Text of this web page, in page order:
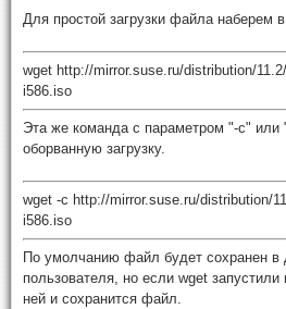
Для простой загрузки файла наберем
wget http://mirror.suse.ru/distribution/
i586.iso
Эта же команда с параметром "-c" или
оборванную загрузку.
wget -c http://mirror.suse.ru/distribution/
i586.iso
По умолчанию файл будет сохранен в
пользователя, но если wget запустили
ней и сохранится файл.